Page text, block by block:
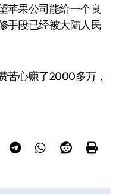
苹果公司能给一个良
手段已经被大陆人民
心赚了2000多万，